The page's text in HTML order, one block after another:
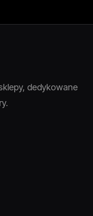
dedykowane